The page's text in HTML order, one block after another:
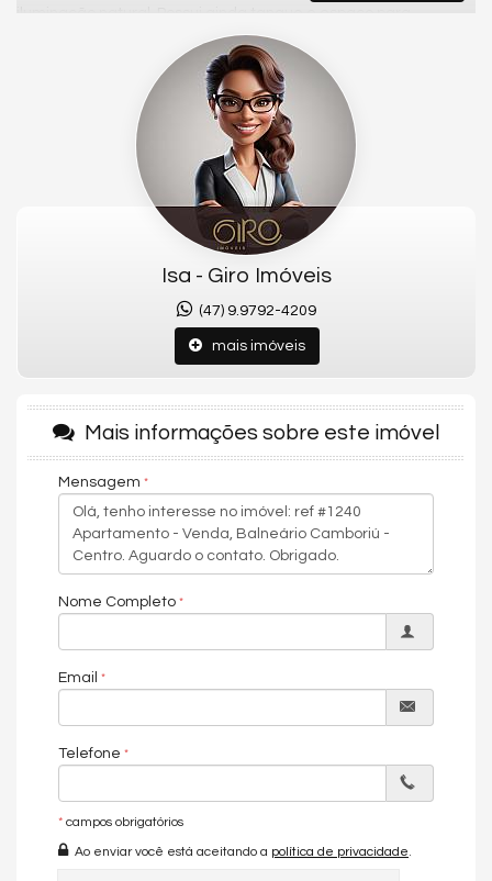
iluminação natural. Possui ainda tanque e espaço para
máquina de lavar. O edifício tem 04 andares, oferece ambiente
tranquilo e familiar. A garagem é rotativa e permite 01 vaga
para automóvel. O prédio conta também com bicicletário, hall
de entrada e lava-pés para retorno da praia. Excelente
localização, próximo a supermercados, farmácias,
restaurantes, lojas, serviços e ao Atlântico Shopping. Ideal para
moradia ou investimento.
Conheça o Apartamento:
- 02 Dormitórios sendo 01 suíte
- Sala de estar e jantar
- Área privativa: 98,00m²
Conheça o Empreendimento:
- 400 metros da praia
- Bicicletário
Características do Imóvel
Sacada / Varanda
Isa - Giro Imóveis
(47) 9.9792-4209
mais imóveis
Mais informações sobre este imóvel
Mensagem
Nome Completo
Email
Telefone
* campos obrigatórios
Ao enviar você está aceitando a política de privacidade